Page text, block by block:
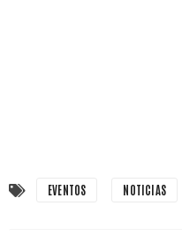
EVENTOS NOTICIAS